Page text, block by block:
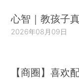
心智｜教孩子
2026年08月09日
【商圈】喜欢